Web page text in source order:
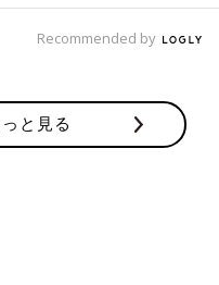
Recommended by
と見る